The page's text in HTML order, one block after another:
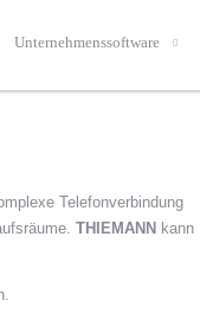
Unternehmenssoftware
Telefonverbindung
THIEMANN kann